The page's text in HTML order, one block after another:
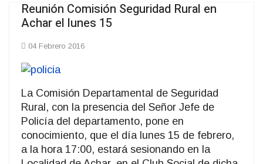
Reunión Comisión Seguridad Rural en
Achar el lunes 15
04 Febrero 2016
La Comisión Departamental de Seguridad
Rural, con la presencia del Señor Jefe de
Policía del departamento, pone en
conocimiento, que el día lunes 15 de febrero,
a la hora 17:00, estará sesionando en la